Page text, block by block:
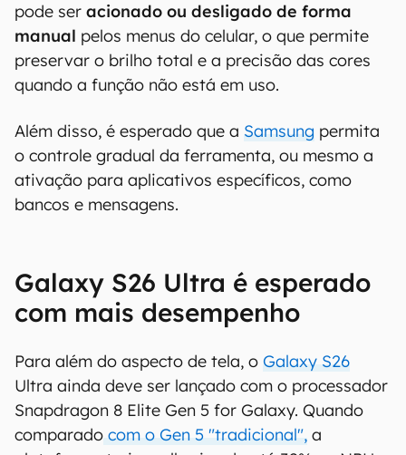
pode ser acionado ou desligado de forma
manual pelos menus do celular, o que permite
preservar o brilho total e a precisão das cores
quando a função não está em uso.
Além disso, é esperado que a Samsung permita
o controle gradual da ferramenta, ou mesmo a
ativação para aplicativos específicos, como
bancos e mensagens.
Galaxy S26 Ultra é esperado
com mais desempenho
Para além do aspecto de tela, o Galaxy S26
Ultra ainda deve ser lançado com o processador
Snapdragon 8 Elite Gen 5 for Galaxy. Quando
comparado com o Gen 5 "tradicional", a